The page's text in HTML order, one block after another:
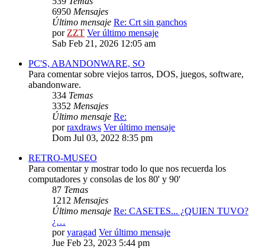
6950 Mensajes
Último mensaje Re: Crt sin ganchos
por ZZT Ver último mensaje
Sab Feb 21, 2026 12:05 am
PC'S, ABANDONWARE, SO
Para comentar sobre viejos tarros, DOS, juegos, software,
abandonware.
334 Temas
3352 Mensajes
Último mensaje Re:
porraxdraws Ver último mensaje
Dom Jul 03, 2022 8:35 pm
RETRO-MUSEO
Para comentar y mostrar todo lo que nos recuerda los
computadores y consolas de los 80' y 90'
87 Temas
1212 Mensajes
Último mensaje Re: CASETES... ¿QUIEN TUVO?
¿…
poryaragad Ver último mensaje
Jue Feb 23, 2023 5:44 pm